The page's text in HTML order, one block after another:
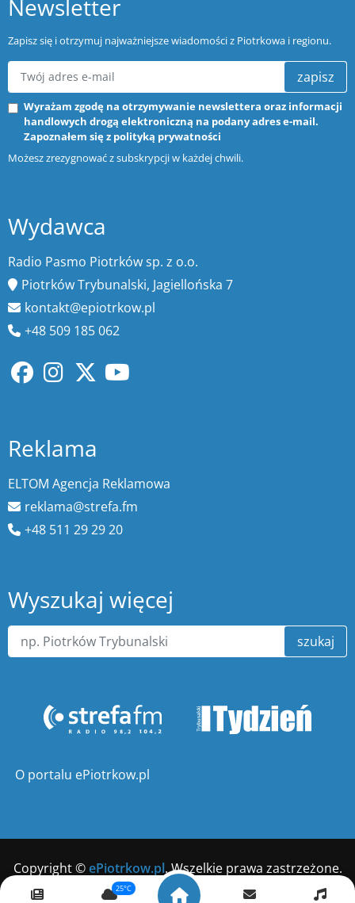
Newsletter
Zapisz się i otrzymuj najważniejsze wiadomości z Piotrkowa i regionu.
zapisz
Wyrażam zgodę na otrzymywanie newslettera oraz informacji
handlowych drogą elektroniczną na podany adres e-mail.
Zapoznałem się z polityką prywatności
Możesz zrezygnować z subskrypcji w każdej chwili.
Wydawca
Radio Pasmo Piotrków sp. z o.o.
Piotrków Trybunalski, Jagiellońska 7
kontakt@epiotrkow.pl
+48 509 185 062
Reklama
ELTOM Agencja Reklamowa
reklama@strefa.fm
+48 511 29 29 20
Wyszukaj więcej
szukaj
O portalu ePiotrkow.pl
Copyright ©ePiotrkow.pl. Wszelkie prawa zastrzeżone.
Wykonanie xnc.pl
25°C